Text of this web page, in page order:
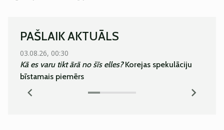
PAŠLAIK AKTUĀLS
03.08.26, 00:30
Kā es varu tikt ārā no šīs elles?Korejas spekulāciju
bīstamais piemērs